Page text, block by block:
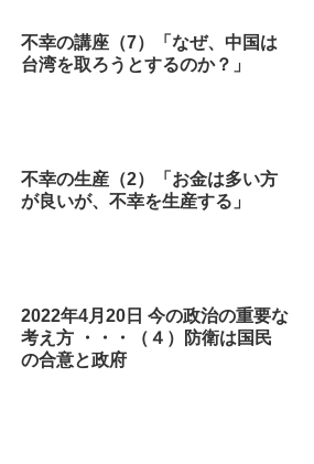
不幸の講座（7）「なぜ、中国は
台湾を取ろうとするのか？」
不幸の生産（2）「お金は多い方
が良いが、不幸を生産する」
2022年4月20日 今の政治の重要な
考え方 ・・・（４）防衛は国民
の合意と政府